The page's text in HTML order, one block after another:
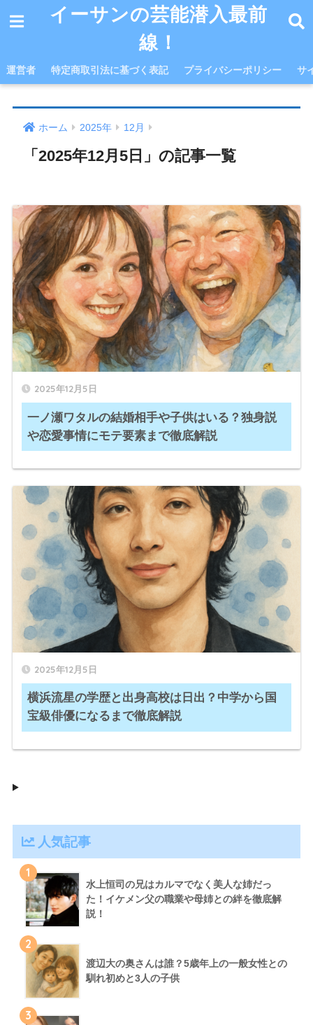
イーサンの芸能潜入最前
線！
運営者 特定商取引法に基づく表記 プライバシーポリシー サ
ホーム 2025年 12月
「2025年12月5日」の記事一覧
2025年12月5日
一ノ瀬ワタルの結婚相手や子供はいる？独身説
や恋愛事情にモテ要素まで徹底解説
2025年12月5日
横浜流星の学歴と出身高校は日出？中学から国
宝級俳優になるまで徹底解説
人気記事
1
水上恒司の兄はカルマでなく美人な姉だっ
た！イケメン父の職業や母姉との絆を徹底解
説！
2
渡辺大の奥さんは誰？5歳年上の一般女性との
馴れ初めと3人の子供
3